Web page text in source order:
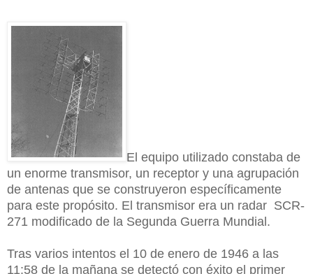
El equipo utilizado constaba de
un enorme transmisor, un receptor y una agrupación
de antenas que se construyeron específicamente
para este propósito. El transmisor era un radar SCR-
271 modificado de la Segunda Guerra Mundial.
Tras varios intentos el 10 de enero de 1946 a las
11:58 de la mañana se detectó con éxito el primer